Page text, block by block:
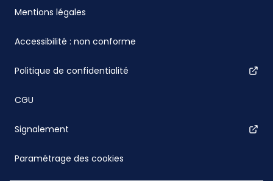
Mentions légales
Accessibilité : non conforme
Politique de confidentialité
CGU
Signalement
Paramétrage des cookies